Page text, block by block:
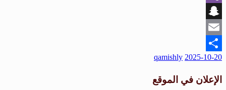
Viber
Snapchat
Email
Share
نُشر
2025-10-20
qamishly
الإعلان في الموقع